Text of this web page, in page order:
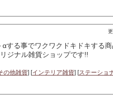
する事でワクワクドキドキする
ジナル雑貨ショップです!!
の他雑貨] [インテリア雑貨] [ステーショ